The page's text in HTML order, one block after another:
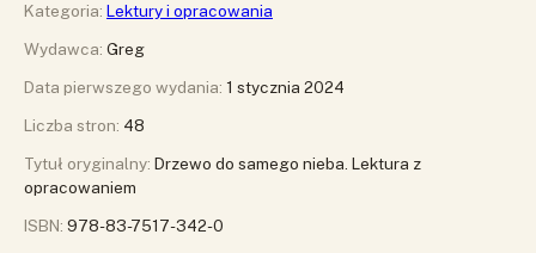
Kategoria: Lektury i opracowania
Wydawca: Greg
Data pierwszego wydania: 1 stycznia 2024
Liczba stron: 48
Tytuł oryginalny: Drzewo do samego nieba. Lektura z
opracowaniem
ISBN: 978-83-7517-342-0